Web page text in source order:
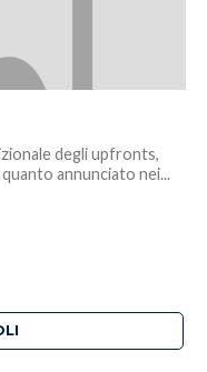
degli upfronts,
annunciato nei...